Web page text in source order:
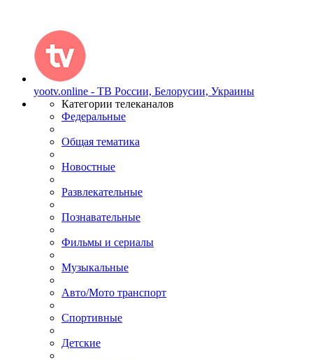
yootv.online - ТВ России, Белорусии, Украины
Категории телеканалов
Федеральные
Общая тематика
Новостные
Развлекательные
Познавательные
Фильмы и сериалы
Музыкальные
Авто/Мото транспорт
Спортивные
Детские